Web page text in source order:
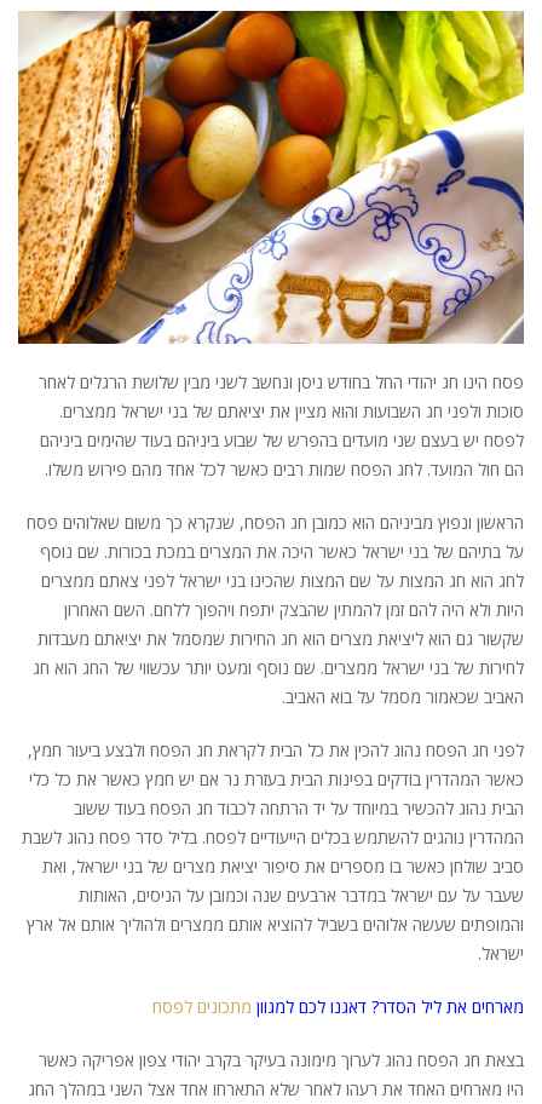
פסח הינו חג יהודי החל בחודש ניסן ונחשב לשני מבין שלושת הרגלים לאחר
סוכות ולפני חג השבועות והוא מציין את יציאתם של בני ישראל ממצרים.
לפסח יש בעצם שני מועדים בהפרש של שבוע ביניהם בעוד שהימים ביניהם
הם חול המועד. לחג הפסח שמות רבים כאשר לכל אחד מהם פירוש משלו.
הראשון ונפוץ מביניהם הוא כמובן חג הפסח, שנקרא כך משום שאלוהים פסח
על בתיהם של בני ישראל כאשר היכה את המצרים במכת בכורות. שם נוסף
לחג הוא חג המצות על שם המצות שהכינו בני ישראל לפני צאתם ממצרים
היות ולא היה להם זמן להמתין שהבצק יתפח ויהפוך ללחם. השם האחרון
שקשור גם הוא ליציאת מצרים הוא חג החירות שמסמל את יציאתם מעבדות
לחירות של בני ישראל ממצרים. שם נוסף ומעט יותר עכשווי של החג הוא חג
האביב שכאמור מסמל על בוא האביב.
לפני חג הפסח נהוג להכין את כל הבית לקראת חג הפסח ולבצע ביעור חמץ,
כאשר המהדרין בודקים בפינות הבית בעזרת נר אם יש חמץ כאשר את כל כלי
הבית נהוג להכשיר במיוחד על יד הרתחה לכבוד חג הפסח בעוד ששוב
המהדרין נוהגים להשתמש בכלים הייעודיים לפסח. בליל סדר פסח נהוג לשבת
סביב שולחן כאשר בו מספרים את סיפור יציאת מצרים של בני ישראל, ואת
שעבר על עם ישראל במדבר ארבעים שנה וכמובן על הניסים, האותות
והמופתים שעשה אלוהים בשביל להוציא אותם ממצרים ולהוליך אותם אל ארץ
ישראל.
מארחים את ליל הסדר? דאגנו לכם למגוון מתכונים לפסח
בצאת חג הפסח נהוג לערוך מימונה בעיקר בקרב יהודי צפון אפריקה כאשר
היו מארחים האחד את רעהו לאחר שלא התארחו אחד אצל השני במהלך החג